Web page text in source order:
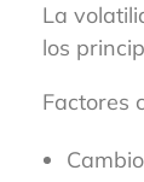
La
los
Factores